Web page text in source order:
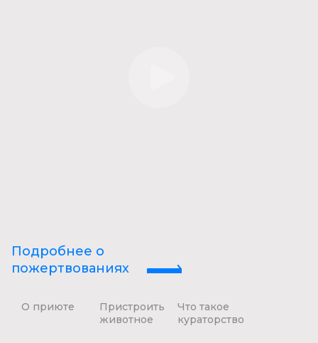
Подробнее о
пожертвованиях
О приюте
Пристроить
животное
Что такое
кураторство